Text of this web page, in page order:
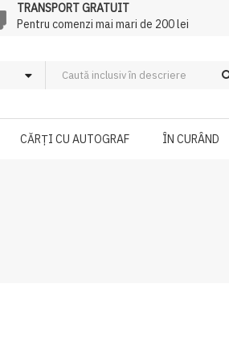
TRANSPORT GRATUIT
Pentru comenzi mai mari de 200 lei
CĂRȚI CU AUTOGRAF ÎN CURÂND